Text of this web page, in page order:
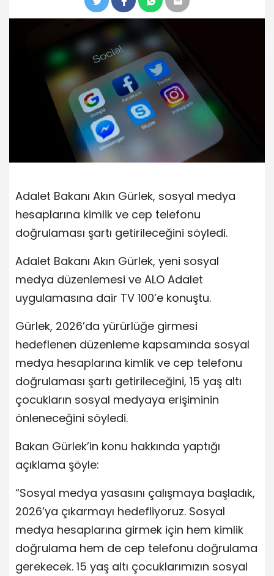
Adalet Bakanı Akın Gürlek, sosyal medya
hesaplarına kimlik ve cep telefonu
doğrulaması şartı getirileceğini söyledi.
Adalet Bakanı Akın Gürlek, yeni sosyal
medya düzenlemesi ve ALO Adalet
uygulamasına dair TV 100’e konuştu.
Gürlek, 2026’da yürürlüğe girmesi
hedeflenen düzenleme kapsamında sosyal
medya hesaplarına kimlik ve cep telefonu
doğrulaması şartı getirileceğini, 15 yaş altı
çocukların sosyal medyaya erişiminin
önleneceğini söyledi.
Bakan Gürlek’in konu hakkında yaptığı
açıklama şöyle:
“Sosyal medya yasasını çalışmaya başladık,
2026’ya çıkarmayı hedefliyoruz. Sosyal
medya hesaplarına girmek için hem kimlik
doğrulama hem de cep telefonu doğrulama
gerekecek. 15 yaş altı çocuklarımızın sosyal